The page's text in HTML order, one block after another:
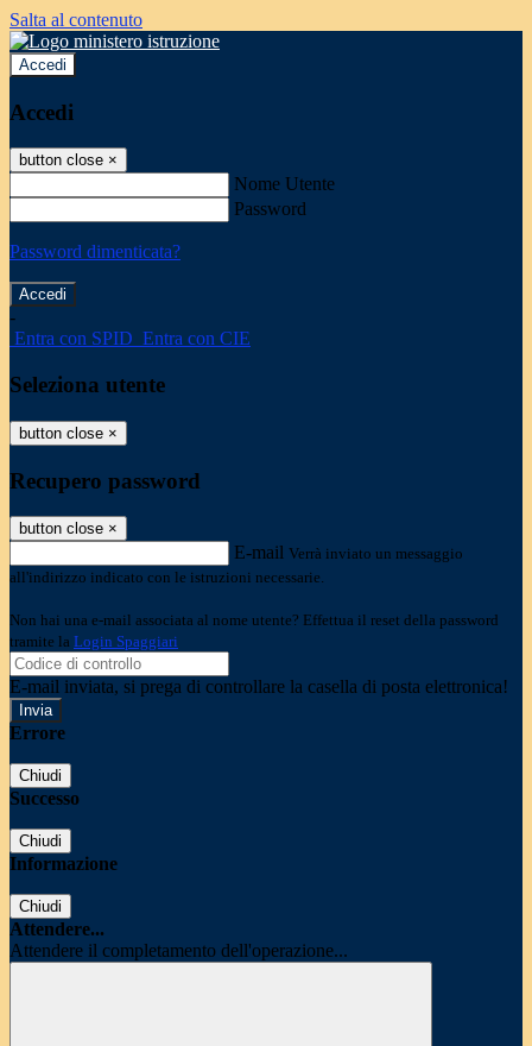
Salta al contenuto
Accedi
Accedi
button close ×
Nome Utente
Password
Password dimenticata?
-
Entra con SPID Entra con CIE
Seleziona utente
button close ×
Recupero password
button close ×
E-mail Verrà inviato un messaggio
all'indirizzo indicato con le istruzioni necessarie.
Non hai una e-mail associata al nome utente? Effettua il reset della password
tramite la Login Spaggiari
E-mail inviata, si prega di controllare la casella di posta elettronica!
Errore
Chiudi
Successo
Chiudi
Informazione
Chiudi
Attendere...
Attendere il completamento dell'operazione...